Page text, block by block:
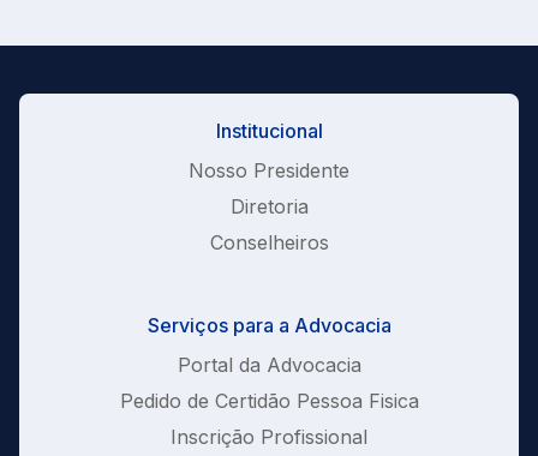
Institucional
Nosso Presidente
Diretoria
Conselheiros
Serviços para a Advocacia
Portal da Advocacia
Pedido de Certidão Pessoa Fisica
Inscrição Profissional